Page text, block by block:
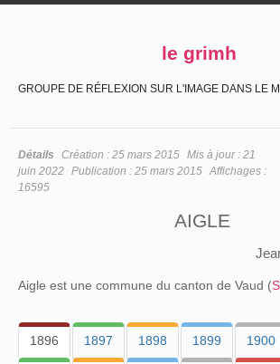
le grimh
GROUPE DE RÉFLEXION SUR L'IMAGE DANS LE
Détails Création : 25 mars 2015 Mis à jour : 21
juin 2022 Publication : 25 mars 2015 Affichages :
16595
AIGLE
Aigle est une commune du canton de Vaud (
1896 1897 1898 1899 1900